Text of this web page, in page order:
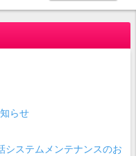
らせ
システムメンテナンスのお